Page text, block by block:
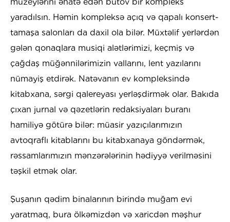
yaradılsın. Həmin kompleksə açıq və qapalı konsert-
tamaşa salonları da daxil ola bilər. Müxtəlif yerlərdən
gələn qonaqlara musiqi alətlərimizi, keçmiş və
çağdaş müğənnilərimizin vallarını, lent yazılarını
nümayiş etdirək. Natəvanın ev kompleksində
kitabxana, sərgi qalereyası yerləşdirmək olar. Bakıda
çıxan jurnal və qəzetlərin redaksiyaları buranı
hamiliyə götürə bilər: müasir yazıçılarımızın
avtoqraflı kitablarını bu kitabxanaya göndərmək,
rəssamlarımızın mənzərələrinin hədiyyə verilməsini
təşkil etmək olar.
Şuşanın qədim binalarının birində muğam evi
yaratmaq, bura ölkəmizdən və xaricdən məşhur